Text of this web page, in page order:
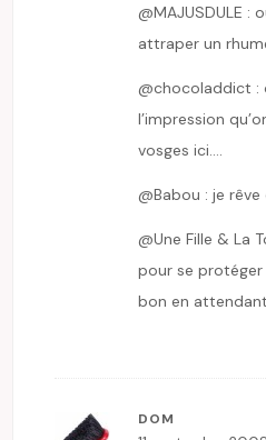
@MAJUSDULE :
attraper un
@chocoladdict :
l’impression
vosges ici….
@Babou : je
@Une Fille & La
pour se protéger
bon en
DOM